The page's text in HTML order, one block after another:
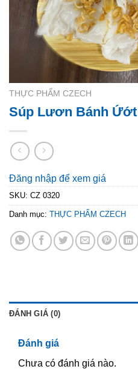
THỰC PHẨM CZECH
Súp Lươn Bánh Ứớt
Đăng nhập để xem giá
SKU: CZ 0320
Danh mục: THỰC PHẨM CZECH
ĐÁNH GIÁ (0)
Đánh giá
Chưa có đánh giá nào.